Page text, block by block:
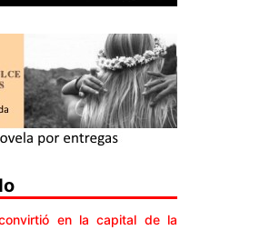
en la capital de la